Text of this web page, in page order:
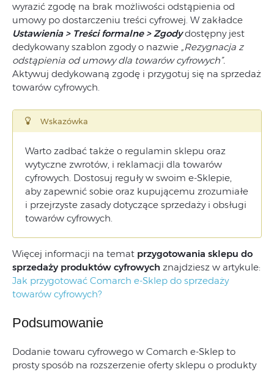
wyrazić zgodę na brak możliwości odstąpienia od
umowy po dostarczeniu treści cyfrowej. W zakładce
Ustawienia > Treści formalne > Zgodydostępny jest
dedykowany szablon zgody o nazwie „Rezygnacja z
odstąpienia od umowy dla towarów cyfrowych”.
Aktywuj dedykowaną zgodę i przygotuj się na sprzedaż
towarów cyfrowych.
Wskazówka
Warto zadbać także o regulamin sklepu oraz
wytyczne zwrotów, i reklamacji dla towarów
cyfrowych. Dostosuj reguły w swoim e-Sklepie,
aby zapewnić sobie oraz kupującemu zrozumiałe
i przejrzyste zasady dotyczące sprzedaży i obsługi
towarów cyfrowych.
Więcej informacji na temat przygotowania sklepu do
sprzedaży produktów cyfrowych znajdziesz w artykule:
Jak przygotować Comarch e-Sklep do sprzedaży
towarów cyfrowych?
Podsumowanie
Dodanie towaru cyfrowego w Comarch e-Sklep to
prosty sposób na rozszerzenie oferty sklepu o produkty